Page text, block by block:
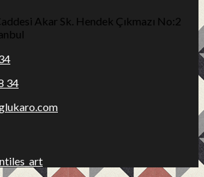
Akar Sk. Hendek Çıkmazı No:2
34